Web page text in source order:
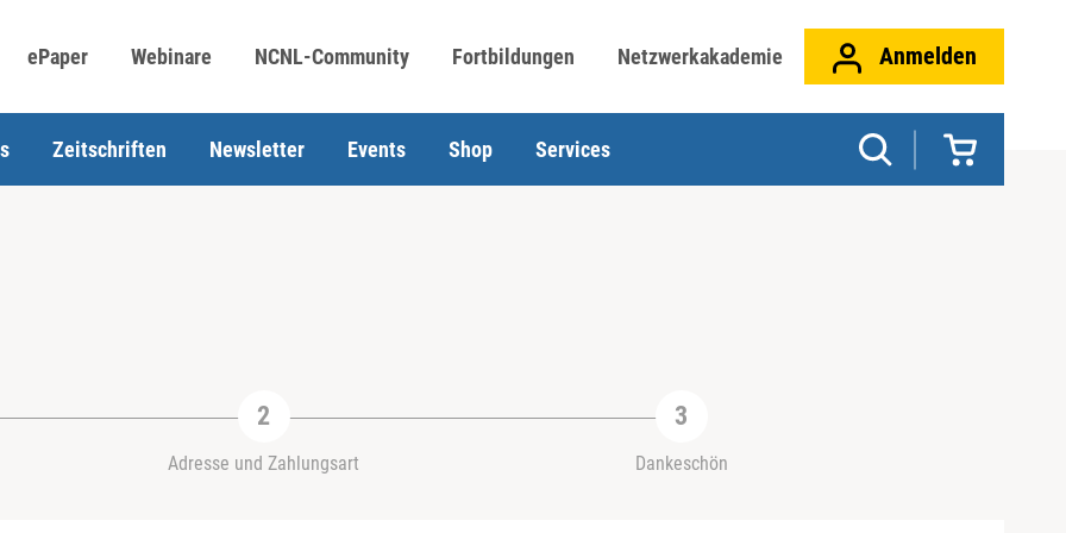
ePaper Webinare NCNL-Community Fortbildungen Netzwerkakademie Anmelden
Zeitschriften Newsletter Events Shop Services
Adresse und Zahlungsart Dankeschön